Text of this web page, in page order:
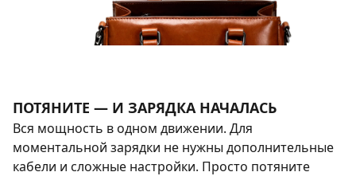
ПОТЯНИТЕ — И ЗАРЯДКА НАЧАЛАСЬ
Вся мощность в одном движении. Для
моментальной зарядки не нужны дополнительные
кабели и сложные настройки. Просто потяните